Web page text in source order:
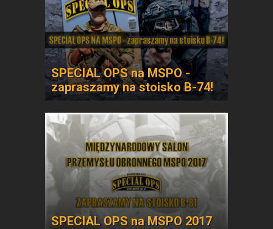
SPECIAL OPS na MSPO -
zapraszamy na stoisko B-74!
SPECIAL OPS na MSPO 2017